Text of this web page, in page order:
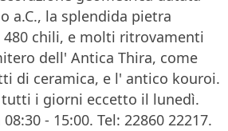
a.C., la splendida pietra
480 chili, e molti ritrovamenti
dell' Antica Thira, come
di ceramica, e l' antico kouroi.
i giorni eccetto il lunedì.
- 15:00. Tel: 22860 22217.